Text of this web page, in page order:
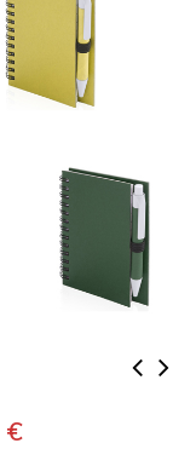
€